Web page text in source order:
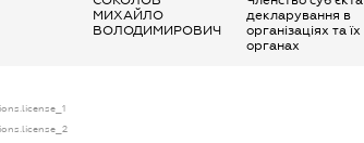
МИХАЙЛО
ВОЛОДИМИРОВИЧ
декларування в
організаціях та їх
органах